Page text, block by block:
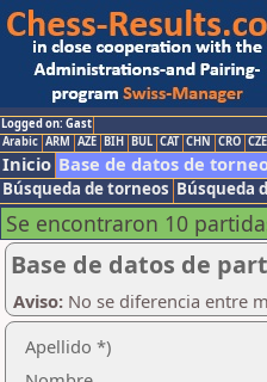
Logged on: Gast
Arabic ARM AZE BIH BUL CAT CHN CRO CZE
Inicio Base de datos de
Búsqueda de torneos Búsqueda
Se encontraron 10
Base de datos de
Aviso: No se diferencia entre
Apellido *)